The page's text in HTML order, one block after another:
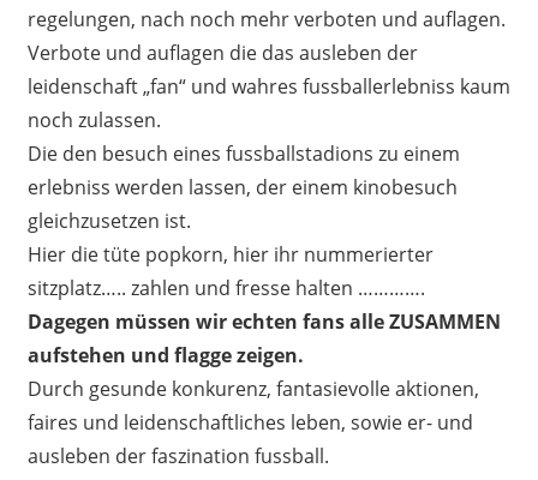
regelungen, nach noch mehr verboten und auflagen.
Verbote und auflagen die das ausleben der
leidenschaft „fan“ und wahres fussballerlebniss kaum
noch zulassen.
Die den besuch eines fussballstadions zu einem
erlebniss werden lassen, der einem kinobesuch
gleichzusetzen ist.
Hier die tüte popkorn, hier ihr nummerierter
sitzplatz….. zahlen und fresse halten ………….
Dagegen müssen wir echten fans alle ZUSAMMEN
aufstehen und flagge zeigen.
Durch gesunde konkurenz, fantasievolle aktionen,
faires und leidenschaftliches leben, sowie er- und
ausleben der faszination fussball.